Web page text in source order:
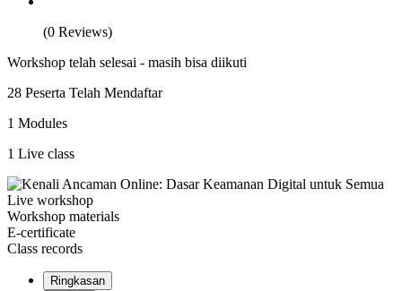
(0 Reviews)
Workshop telah selesai - masih bisa diikuti
28 Peserta Telah Mendaftar
1 Modules
1 Live class
Live workshop
Workshop materials
E-certificate
Class records
Ringkasan